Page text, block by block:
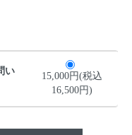
い
15,000円(税込
16,500円)